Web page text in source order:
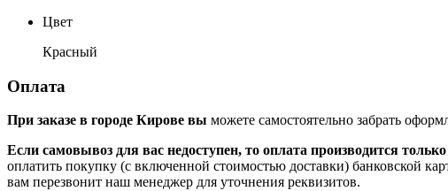
Цвет
Красный
Оплата
При заказе в городе Кирове вы можете самостоятельно забрать
Если самовывоз для вас недоступен, то оплата производится
оплатить покупку (с включенной стоимостью доставки) банковской
вам перезвонит наш менеджер для уточнения реквизитов.